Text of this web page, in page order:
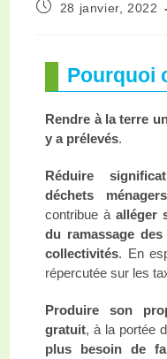
28 janvier, 2022
Pourquoi
Rendre à la terre
y a prélevés.
Réduire
déchets ménagers
contribue àalléger
du ramassage
collectivités. En
répercutée sur les
Produire son
gratuit, à la portée
plus besoin de